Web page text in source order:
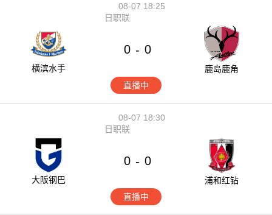
08-07 18:25
日职联
横滨水手
0 - 0
鹿岛鹿角
直播中
08-07 18:30
日职联
大阪钢巴
0 - 0
浦和红钻
直播中